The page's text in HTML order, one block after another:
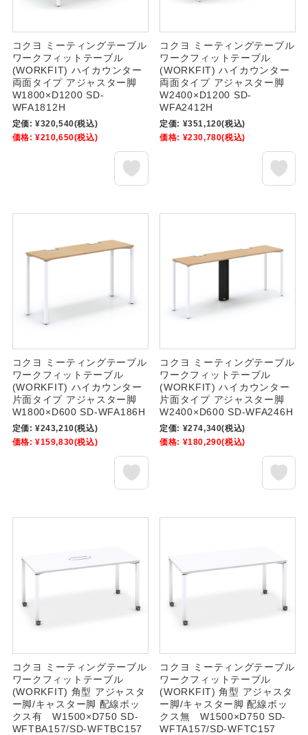
コクヨ ミーティングテーブル
ワークフィットテーブル
(WORKFIT) ハイカウンター
両面タイプ アジャスター脚
W1800×D1200 SD-
WFA1812H
定価: ¥320,540(税込)
価格: ¥210,650(税込)
コクヨ ミーティングテーブル
ワークフィットテーブル
(WORKFIT) ハイカウンター
両面タイプ アジャスター脚
W2400×D1200 SD-
WFA2412H
定価: ¥351,120(税込)
価格: ¥230,780(税込)
コクヨ ミーティングテーブル
ワークフィットテーブル
(WORKFIT) ハイカウンター
片面タイプ アジャスター脚
W1800×D600 SD-WFA186H
定価: ¥243,210(税込)
価格: ¥159,830(税込)
コクヨ ミーティングテーブル
ワークフィットテーブル
(WORKFIT) ハイカウンター
片面タイプ アジャスター脚
W2400×D600 SD-WFA246H
定価: ¥274,340(税込)
価格: ¥180,290(税込)
コクヨ ミーティングテーブル
ワークフィットテーブル
(WORKFIT) 角型 アジャスタ
ー脚/キャスター脚 配線ボッ
クス有 W1500×D750 SD-
WFTBA157/SD-WFTBC157
コクヨ ミーティングテーブル
ワークフィットテーブル
(WORKFIT) 角型 アジャスタ
ー脚/キャスター脚 配線ボッ
クス無 W1500×D750 SD-
WFTA157/SD-WFTC157